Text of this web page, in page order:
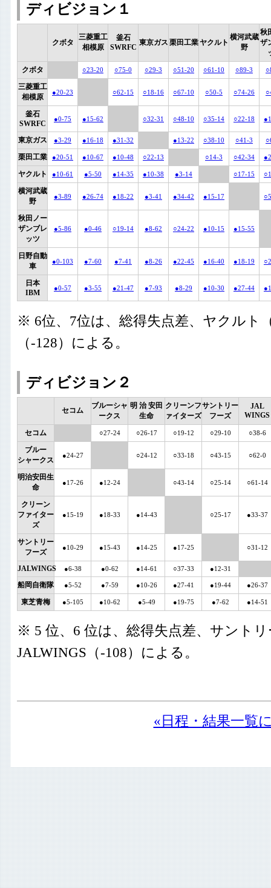
ディビジョン１
クボタ
三菱重工
相模原
釜石
SWRFC
東京ガス 栗田工業ヤクルト
横河武蔵
野
秋
ザ
クボタ
○23-20 ○75-0 ○29-3 ○51-20 ○61-10 ○89-3
三菱重工
相模原
●20-23 ○62-15 ○18-16 ○67-10 ○50-5 ○74-26
釜石
SWRFC
●0-75 ●15-62 ○32-31 ○48-10 ○35-14 ○22-18
東京ガス ●3-29 ●16-18 ●31-32 ●13-22 ○38-10 ○41-3
栗田工業 ●20-51 ●10-67 ●10-48 ○22-13 ○14-3 ○42-34
ヤクルト ●10-61 ●5-50 ●14-35 ●10-38 ●3-14 ○17-15
横河武蔵
野
●3-89 ●26-74 ●18-22 ●3-41 ●34-42 ●15-17
秋田ノー
ザンブレ
ッツ
●5-86 ●0-46 ○19-14 ●8-62 ○24-22 ●10-15 ●15-55
日野自動
車
●0-103 ●7-60 ●7-41 ●8-26 ●22-45 ●16-40 ●18-19
日本
IBM
●0-57 ●3-55 ●21-47 ●7-93 ●8-29 ●10-30 ●27-44
※ 6位、7位は、総得失点差、ヤクルト
（-128）による。
ディビジョン２
セコム
ブルーシャ
ークス
明 治 安田
生命
クリーンフ
ァイターズ
サントリー
フーズ
JAL
WINGS
セコム ○27-24 ○26-17 ○19-12 ○29-10 ○38-6
ブルー
シャークス
●24-27 ○24-12 ○33-18 ○43-15 ○62-0
明治安田生
命
●17-26 ●12-24 ○43-14 ○25-14 ○61-14
クリーン
ファイター
ズ
●15-19 ●18-33 ●14-43 ○25-17 ●33-37
サントリー
フーズ
●10-29 ●15-43 ●14-25 ●17-25 ○31-12
JALWINGS ●6-38 ●0-62 ●14-61 ○37-33 ●12-31
船岡自衛隊 ●5-52 ●7-59 ●10-26 ●27-41 ●19-44 ●26-37
東芝青梅 ●5-105 ●10-62 ●5-49 ●19-75 ●7-62 ●14-51
※ 5 位、6 位は、総得失点差、サント
JALWINGS（-108）による。
«日程・結果一覧